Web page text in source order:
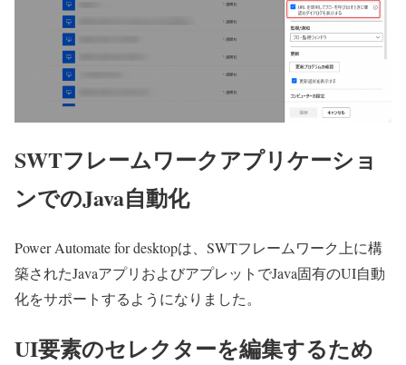
SWTフレームワークアプリケーショ
ンでのJava自動化
Power Automate for desktopは、SWTフレームワーク上に構
築されたJavaアプリおよびアプレットでJava固有のUI自動
化をサポートするようになりました。
UI要素のセレクターを編集するため